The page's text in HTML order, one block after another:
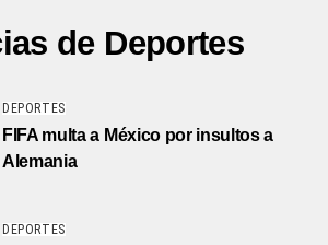
de Deportes
DEPORTES
FIFA multa a México por insultos a
Alemania
DEPORTES